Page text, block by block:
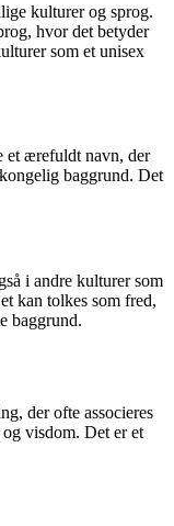
kulturer og sprog.
hvor det betyder
som et unisex
et ærefuldt navn, der
baggrund. Det
i andre kulturer som
kan tolkes som fred,
baggrund.
der ofte associeres
visdom. Det er et